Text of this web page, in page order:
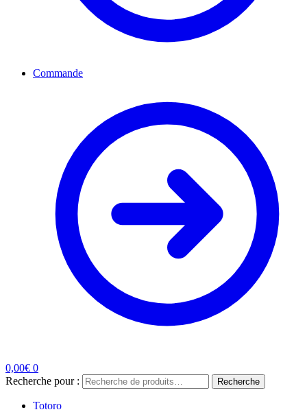
Commande
0,00€ 0
Recherche pour :
Recherche
Totoro